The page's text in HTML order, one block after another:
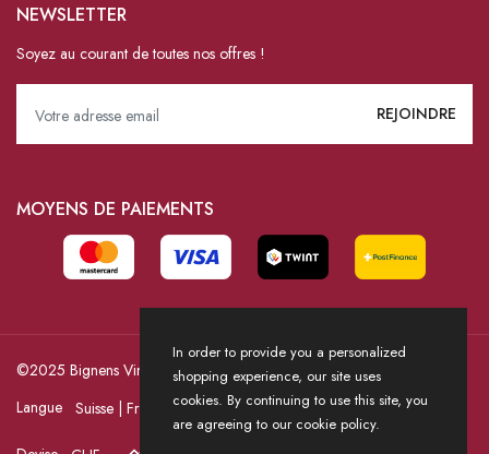
NEWSLETTER
Soyez au courant de toutes nos offres !
MOYENS DE PAIEMENTS
©2025 Bignens Vins / Powered by HICASS
Langue
In order to provide you a personalized
shopping experience, our site uses
cookies. By continuing to use this site, you
are agreeing to our cookie policy.